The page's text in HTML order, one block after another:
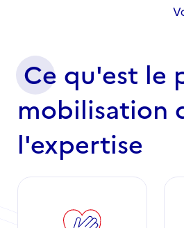
Ce qu'est le
mobilisation
l'expertise